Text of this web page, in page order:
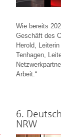
Wie bereits
Geschäft des
Herold,
Tenhagen,
Arbeit.“
6.
NRW